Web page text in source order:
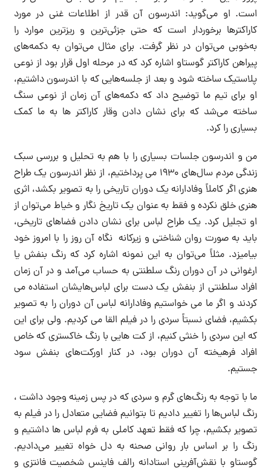
است. او می‌گوید: اندرسون آن قدر از اطلاعات غنی در مورد
کاراکترها برخوردار است که حتی جزئی‌ترین و ریزترین موارد را
به‌خوبی می‌توان در نظر گرفت. برای مثال می‌توان به دکمه‌های
پیراهن کاراکتر گوستاو اشاره کرد که در مرحله اول قرار بود از نوعی
پلاستیک ساخته شود و بعد از جلسه‌هایی که با اندرسون داشتیم،
او برای تیم ما توضیح داد که دکمه‌های آن زمان از نوعی سنگ
ساخته می‌شد که برای نشان دادن وقار کاراکتر ها به ما کمک
بسیاری را کرد.
من و اندرسون جلسات بسیاری را با هم به تحلیل و بررسی سبک
زندگی مردم سال‌های ۱۹۳۰ می پرداختیم، از نظر اندرسون یک طراح
هنری اگر کاملاً وفادارانه یک دوران تاریخی را به تصویر بکشد، اثری
هنری خلق نکرده و فقط به عنوان یک تاریخ نگار و خیاط می‌توان از
او تجلیل کرد. یک طراح لباس برای نشان دادن فضاهای تاریخی،
باید به صورت روان شناختی و زیرکانه نگاه آن روز را با امروز خود
بیامیزد. مثلاً می‌توان به این نمونه اشاره کرد که رنگ بنفش یا
ارغوانی در آن دوران رنگ سلطنتی به حساب می‌آمد و در آن زمان
افراد سلطنتی از بنفش یک دست برای لباس‌هایشان استفاده می
کردند و اگر ما می خواستیم وفادارانه لباس آن دوران را به تصویر
بکشیم، فضای نسبتاً سردی را در فیلم القا می کردیم. ولی برای این
که این سردی را خنثی کنیم، از کت هایی با رنگ خاکستری که خاص
افراد فرهیخته آن دوران بود، در کنار اورکت‌های بنفش سود
جستیم.
ما با توجه به رنگ‌های گرم و سردی که در پس زمینه وجود داشت ،
رنگ لباس‌ها را تغییر دادیم تا بتوانیم فضایی متعادل را در فیلم به
تصویر بکشیم، چرا که فقط تعهد کاملی به فرم لباس ها داشتیم و
رنگ را بر اساس بار روانی صحنه به دل خواه تغییر می‌دادیم.
گوستاو با نقش‌آفرینی استادانه رالف فاینس شخصیت فانتزی و